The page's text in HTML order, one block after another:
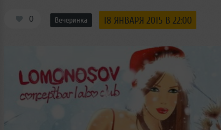
0 Вечеринка 18 ЯНВАРЯ 2015 В 22:00